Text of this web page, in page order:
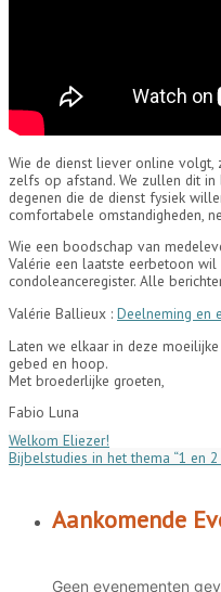
Wie de dienst liever online volgt,
zelfs op afstand. We zullen dit
degenen die de dienst fysiek
comfortabele omstandigheden,
Wie een boodschap van
Valérie een laatste eerbetoon
condoleanceregister. Alle
Valérie Ballieux : Deelneming en
Laten we elkaar in deze
gebed en hoop.
Met broederlijke groeten,
Fabio Luna
Welkom Eliezer!
Bijbelstudies in het thema “1 en 2
Aankomende
Geen evenementen